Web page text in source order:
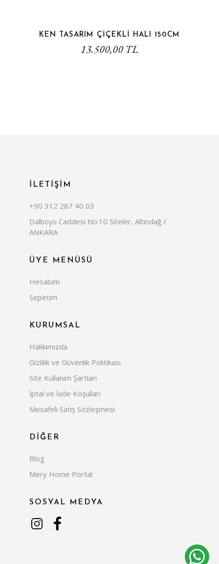
KEN TASARIM ÇİÇEKLİ HALI 150CM
13.500,00 TL
İLETİŞİM
+90 312 287 40 03
Dalboyu Caddesi No:10 Siteler, Altındağ /
ANKARA
ÜYE MENÜSÜ
Hesabım
Sepetim
KURUMSAL
Hakkımızda
Gizlilik ve Güvenlik Politikası
Site Kullanım Şartları
İptal ve İade Koşulları
Mesafeli Satış Sözleşmesi
DİĞER
Blog
Mery Home Portal
SOSYAL MEDYA